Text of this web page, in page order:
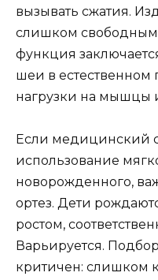
вызывать сжатия.
слишком свободным,
функция
шеи в
нагрузки на мышцы
Если медицинский
использование
новорожденного,
ортез. Дети
ростом,
Варьируется.
критичен: слишком